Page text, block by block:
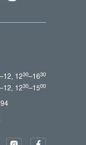
1230–1630
1230–1500